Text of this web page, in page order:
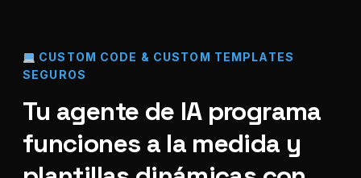
CUSTOM CODE & CUSTOM TEMPLATES
SEGUROS
Tu agente de IA programa
funciones a la medida y